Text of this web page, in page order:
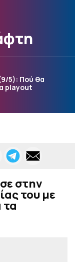
5): Πού θα
playout
στην
του με
τα